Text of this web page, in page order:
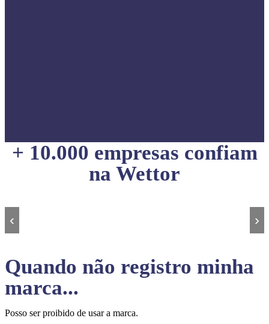
+ 10.000 empresas confiam
na Wettor
‹ ›
Quando não registro minha
marca...
Posso ser proibido de usar a marca.